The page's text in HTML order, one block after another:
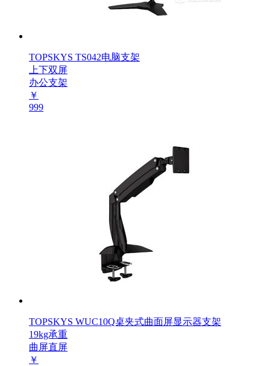
TOPSKYS TS042电脑支架
上下双屏
办公支架
￥
999
TOPSKYS WUC10Q桌夹式曲面屏显示器支架
19kg承重
曲屏直屏
￥